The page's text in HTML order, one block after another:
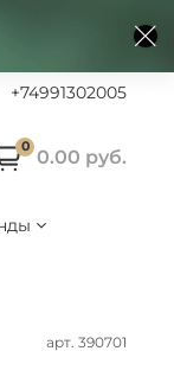
+74991302005
0 0.00 руб.
арт. 390701